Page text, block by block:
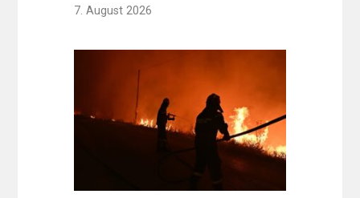
7. August 2026